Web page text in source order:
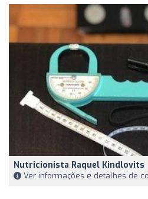
Nutricionista Raquel Kindlovits
Ver informações e detalhes de